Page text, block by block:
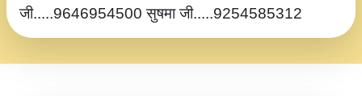
जी.....9646954500 सुषमा जी.....9254585312